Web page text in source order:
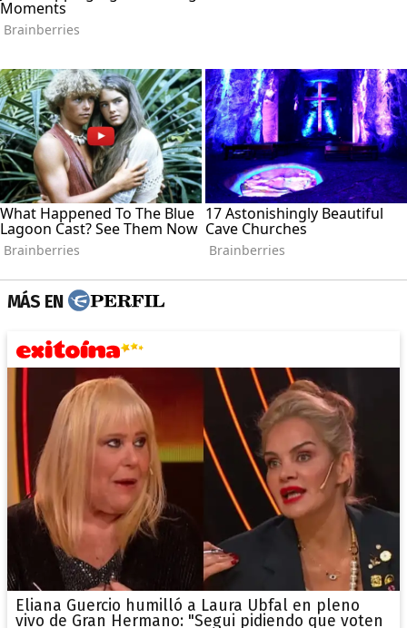
MÁS EN
Eliana Guercio humilló a Laura Ubfal en pleno
vivo de Gran Hermano: "Segui pidiendo que voten